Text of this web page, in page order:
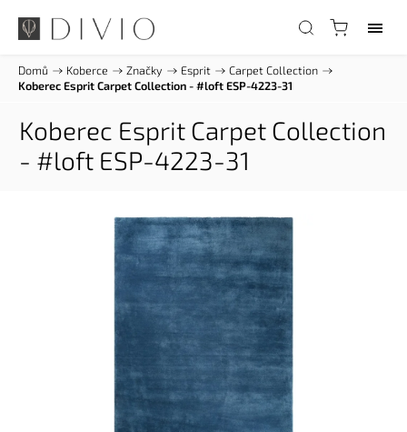
Domů / Koberce / Značky / Esprit / Carpet Collection /
Koberec Esprit Carpet Collection - #loft ESP-4223-31
Koberec Esprit Carpet Collection
- #loft ESP-4223-31